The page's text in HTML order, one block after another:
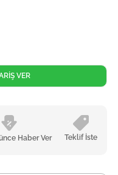
Haber Ver Teklif İste
VER